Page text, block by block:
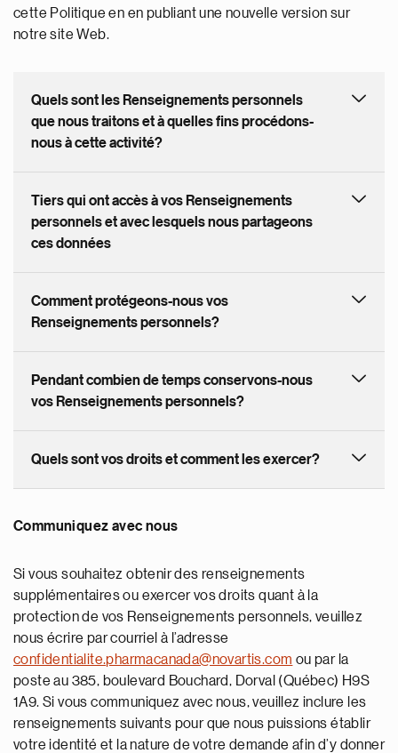
cette Politique en en publiant une nouvelle version sur
notre site Web.
Quels sont les Renseignements personnels
que nous traitons et à quelles fins procédons-
nous à cette activité?
Tiers qui ont accès à vos Renseignements
personnels et avec lesquels nous partageons
ces données
Comment protégeons-nous vos
Renseignements personnels?
Pendant combien de temps conservons-nous
vos Renseignements personnels?
Quels sont vos droits et comment les exercer?
Communiquez avec nous
Si vous souhaitez obtenir des renseignements
supplémentaires ou exercer vos droits quant à la
protection de vos Renseignements personnels, veuillez
nous écrire par courriel à l’adresse
confidentialite.pharmacanada@novartis.com ou par la
poste au 385, boulevard Bouchard, Dorval (Québec) H9S
1A9. Si vous communiquez avec nous, veuillez inclure les
renseignements suivants pour que nous puissions établir
votre identité et la nature de votre demande afin d’y donner